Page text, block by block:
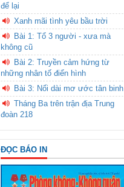
để lại
Xanh mãi tình yêu bầu trời
Bài 1: Tổ 3 người - xưa mà
không cũ
Bài 2: Truyền cảm hứng từ
những nhân tố điển hình
Bài 3: Nối dài mơ ước tân binh
Tháng Ba trên trận địa Trung
đoàn 218
ĐỌC BÁO IN